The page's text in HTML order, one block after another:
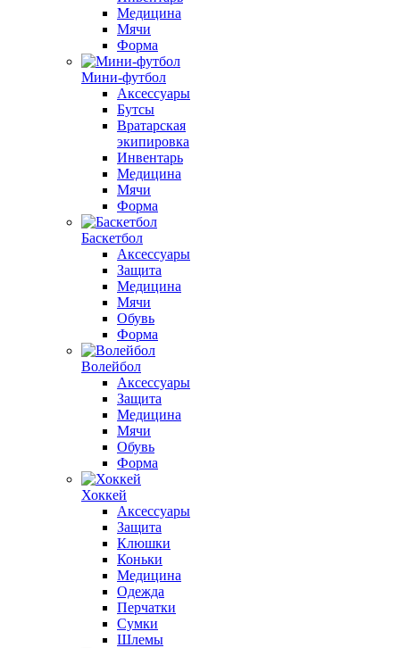
Медицина
Мячи
Форма
Мини-футбол
Аксессуары
Бутсы
Вратарская
экипировка
Инвентарь
Медицина
Мячи
Форма
Баскетбол
Аксессуары
Защита
Медицина
Мячи
Обувь
Форма
Волейбол
Аксессуары
Защита
Медицина
Мячи
Обувь
Форма
Хоккей
Аксессуары
Защита
Клюшки
Коньки
Медицина
Одежда
Перчатки
Сумки
Шлемы